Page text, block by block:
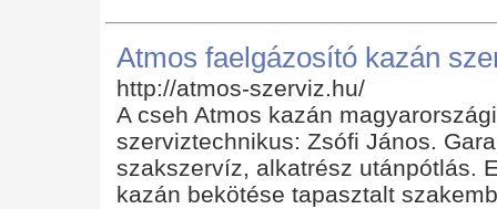
Atmos faelgázosító kazán
http://atmos-szerviz.hu/
A cseh Atmos kazán
szerviztechnikus: Zsófi János.
szakszervíz, alkatrész utánpótlás.
kazán bekötése tapasztalt